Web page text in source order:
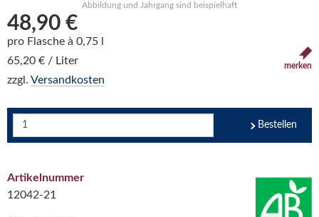
Abbildung und Jahrgang sind beispielhaft
48,90 €
pro Flasche à 0,75 l
65,20 € / Liter
zzgl. Versandkosten
merken
Bestellen
Artikelnummer
12042-21